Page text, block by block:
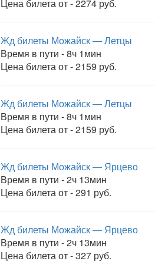
Цена билета от - 2274 руб.
Жд билеты Можайск — Летцы
Время в пути - 8ч 1мин
Цена билета от - 2159 руб.
Жд билеты Можайск — Летцы
Время в пути - 8ч 1мин
Цена билета от - 2159 руб.
Жд билеты Можайск — Ярцево
Время в пути - 2ч 13мин
Цена билета от - 291 руб.
Жд билеты Можайск — Ярцево
Время в пути - 2ч 13мин
Цена билета от - 327 руб.